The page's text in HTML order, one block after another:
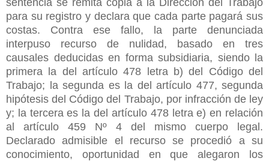
para su registro y declara que cada parte pagará sus
costas. Contra ese fallo, la parte denunciada
interpuso recurso de nulidad, basado en tres
causales deducidas en forma subsidiaria, siendo la
primera la del artículo 478 letra b) del Código del
Trabajo; la segunda es la del artículo 477, segunda
hipótesis del Código del Trabajo, por infracción de ley
y; la tercera es la del artículo 478 letra e) en relación
al artículo 459 Nº 4 del mismo cuerpo legal.
Declarado admisible el recurso se procedió a su
conocimiento, oportunidad en que alegaron los